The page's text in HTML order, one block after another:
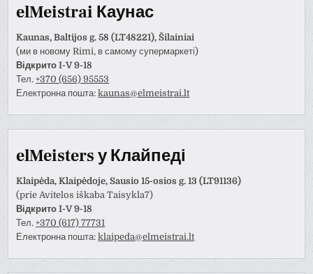
elMeistrai Каунас
Kaunas, Baltijos g. 58 (LT48221), Šilainiai
(ми в новому Rimi, в самому супермаркеті)
Відкрито I-V 9-18
Тел.+370 (656) 95553
Електронна пошта:kaunas@elmeistrai.lt
elMeisters у Клайпеді
Klaipėda, Klaipėdoje, Sausio 15-osios g. 13 (LT91136)
(prie Avitelos iškaba Taisykla7)
Відкрито I-V 9-18
Тел.+370 (617) 77731
Електронна пошта:klaipeda@elmeistrai.lt